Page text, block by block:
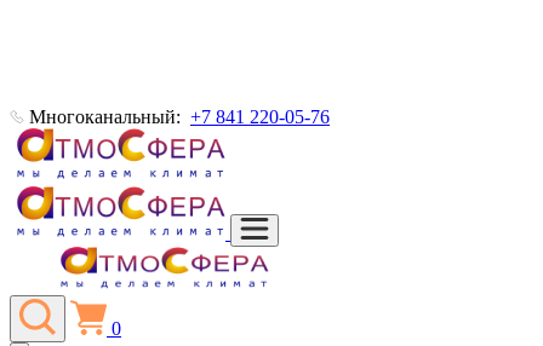
Многоканальный: +7 841 220-05-76
0